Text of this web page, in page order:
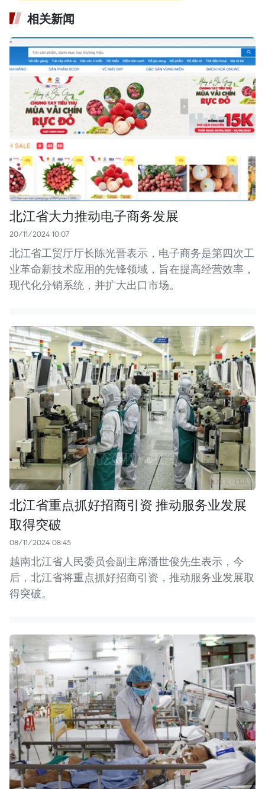
相关新闻
北江省大力推动电子商务发展
20/11/2024 10:07
北江省工贸厅厅长陈光晋表示，电子商务是第四次工
业革命新技术应用的先锋领域，旨在提高经营效率，
现代化分销系统，并扩大出口市场。
北江省重点抓好招商引资 推动服务业发展
取得突破
08/11/2024 08:45
越南北江省人民委员会副主席潘世俊先生表示，今
后，北江省将重点抓好招商引资，推动服务业发展取
得突破。